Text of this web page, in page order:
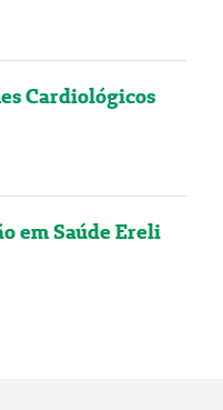
Cardiológicos
em Saúde Ereli